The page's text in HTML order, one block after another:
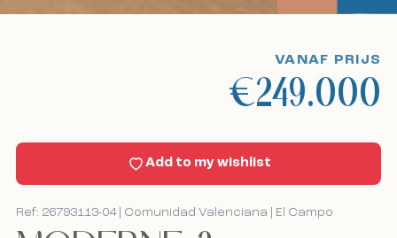
Sell With Us
Nieuws
Contact
Ref: 26793113-04 | Comunidad Valenciana | El Campo
VANAF PRIJS
€249.000
Add to my wishlist